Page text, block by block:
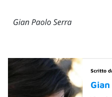
Gian Paolo Serra
Scritto